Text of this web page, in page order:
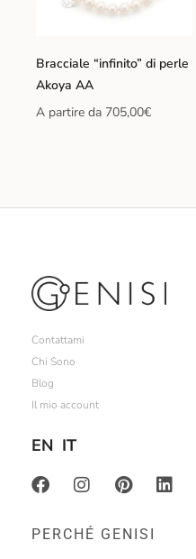
Bracciale “infinito” di perle
Akoya AA
A partire da 705,00€
Contattami
Chi Sono
Blog
Il mio account
EN IT
PERCHÉ GENISI